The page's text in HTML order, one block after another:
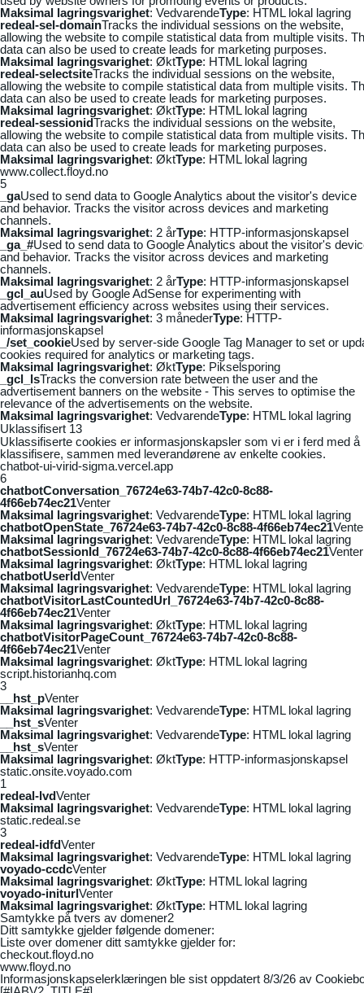
Maksimal lagringsvarighet: VedvarendeType: HTML lokal lagring
redeal-sel-domainTracks the individual sessions on the website,
allowing the website to compile statistical data from multiple visits.
data can also be used to create leads for marketing purposes.
Maksimal lagringsvarighet: ØktType: HTML lokal lagring
redeal-selectsiteTracks the individual sessions on the website,
allowing the website to compile statistical data from multiple visits.
data can also be used to create leads for marketing purposes.
Maksimal lagringsvarighet: ØktType: HTML lokal lagring
redeal-sessionidTracks the individual sessions on the website,
allowing the website to compile statistical data from multiple visits.
data can also be used to create leads for marketing purposes.
Maksimal lagringsvarighet: ØktType: HTML lokal lagring
www.collect.floyd.no
5
_gaUsed to send data to Google Analytics about the visitor's device
and behavior. Tracks the visitor across devices and marketing
channels.
Maksimal lagringsvarighet: 2 årType: HTTP-informasjonskapsel
_ga_#Used to send data to Google Analytics about the visitor's
and behavior. Tracks the visitor across devices and marketing
channels.
Maksimal lagringsvarighet: 2 årType: HTTP-informasjonskapsel
_gcl_auUsed by Google AdSense for experimenting with
advertisement efficiency across websites using their services.
Maksimal lagringsvarighet: 3 månederType: HTTP-
informasjonskapsel
_/set_cookieUsed by server-side Google Tag Manager to set or
cookies required for analytics or marketing tags.
Maksimal lagringsvarighet: ØktType: Pikselsporing
_gcl_lsTracks the conversion rate between the user and the
advertisement banners on the website - This serves to optimise the
relevance of the advertisements on the website.
Maksimal lagringsvarighet: VedvarendeType: HTML lokal lagring
Uklassifisert 13
Uklassifiserte cookies er informasjonskapsler som vi er i ferd med å
klassifisere, sammen med leverandørene av enkelte cookies.
chatbot-ui-virid-sigma.vercel.app
6
chatbotConversation_76724e63-74b7-42c0-8c88-
4f66eb74ec21Venter
Maksimal lagringsvarighet: VedvarendeType: HTML lokal lagring
chatbotOpenState_76724e63-74b7-42c0-8c88-4f66eb74ec21
Maksimal lagringsvarighet: VedvarendeType: HTML lokal lagring
chatbotSessionId_76724e63-74b7-42c0-8c88-4f66eb74ec21Venter
Maksimal lagringsvarighet: ØktType: HTML lokal lagring
chatbotUserIdVenter
Maksimal lagringsvarighet: VedvarendeType: HTML lokal lagring
chatbotVisitorLastCountedUrl_76724e63-74b7-42c0-8c88-
4f66eb74ec21Venter
Maksimal lagringsvarighet: ØktType: HTML lokal lagring
chatbotVisitorPageCount_76724e63-74b7-42c0-8c88-
4f66eb74ec21Venter
Maksimal lagringsvarighet: ØktType: HTML lokal lagring
script.historianhq.com
3
__hst_pVenter
Maksimal lagringsvarighet: VedvarendeType: HTML lokal lagring
__hst_sVenter
Maksimal lagringsvarighet: VedvarendeType: HTML lokal lagring
__hst_sVenter
Maksimal lagringsvarighet: ØktType: HTTP-informasjonskapsel
static.onsite.voyado.com
1
redeal-lvdVenter
Maksimal lagringsvarighet: VedvarendeType: HTML lokal lagring
static.redeal.se
3
redeal-idfdVenter
Maksimal lagringsvarighet: VedvarendeType: HTML lokal lagring
voyado-ccdcVenter
Maksimal lagringsvarighet: ØktType: HTML lokal lagring
voyado-initurlVenter
Maksimal lagringsvarighet: ØktType: HTML lokal lagring
Samtykke på tvers av domener2
Ditt samtykke gjelder følgende domener:
Liste over domener ditt samtykke gjelder for:
checkout.floyd.no
www.floyd.no
Informasjonskapselerklæringen ble sist oppdatert 8/3/26 av